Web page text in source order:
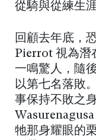
從騎與從練生
回顧去年底，
Pierrot 視為潛
一鳴驚人，隨
以第七名落敗
事保持不敗之
牠那身耀眼的